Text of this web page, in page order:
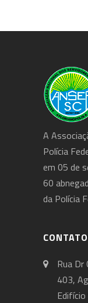
A
Polícia
em 05 de
60
da Polícia
Rua Dr
403,